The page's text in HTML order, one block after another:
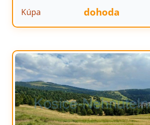
Kúpa dohoda